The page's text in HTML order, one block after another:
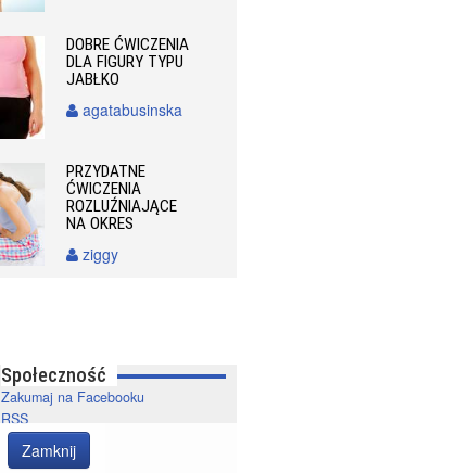
DOBRE ĆWICZENIA
DLA FIGURY TYPU
JABŁKO
agatabusinska
PRZYDATNE
ĆWICZENIA
ROZLUŹNIAJĄCE
NA OKRES
ziggy
Społeczność
Zakumaj na Facebooku
RSS
Zamknij